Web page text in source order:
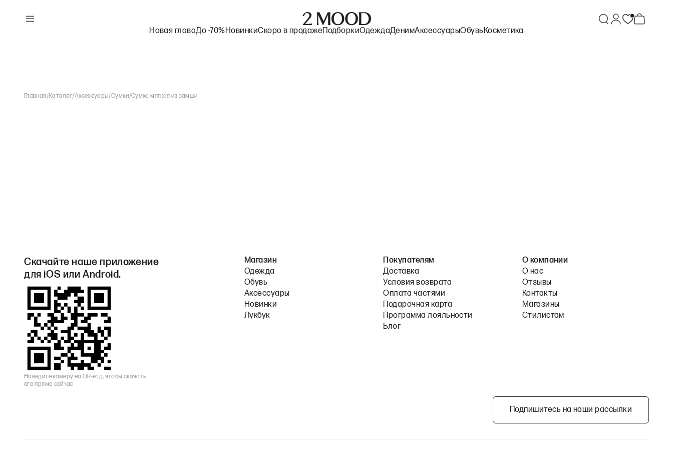
Новая главаДо -70%НовинкиСкоро в продаже ПодборкиОдеждаДенимАксессуарыОбувь Косметика
Главная/Каталог/Аксессуары/Сумки/Сумка мягкая из замши
Скачайте наше приложение
для iOS или Android.
Наведите камеру на QR-код, чтобы скачать
его прямо сейчас
Магазин
Одежда
Обувь
Аксессуары
Новинки
Лукбук
Покупателям
Доставка
Условия возврата
Оплата частями
Подарочная карта
Программа лояльности
Блог
О компании
О нас
Отзывы
Контакты
Магазины
Стилистам
Подпишитесь на наши рассылки